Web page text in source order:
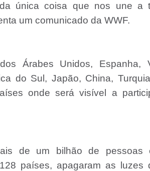
única coisa que nos une a
um comunicado da WWF.
Árabes Unidos, Espanha,
do Sul, Japão, China,
onde será visível a
de um bilhão de pessoas
países, apagaram as luzes